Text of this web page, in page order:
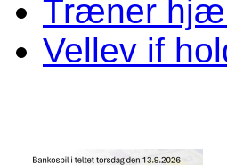
Træner
Vellev if